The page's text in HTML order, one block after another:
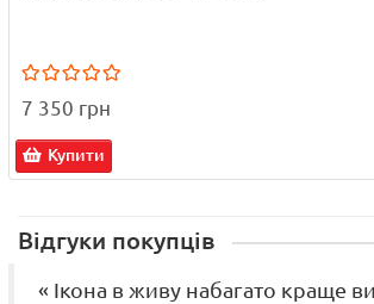
7 350 грн
Купити
Відгуки покупців
« Ікона в живу набагато краще